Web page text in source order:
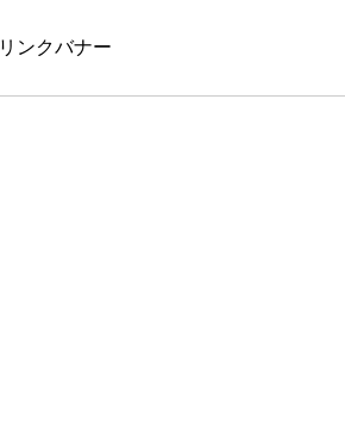
リンクバナー